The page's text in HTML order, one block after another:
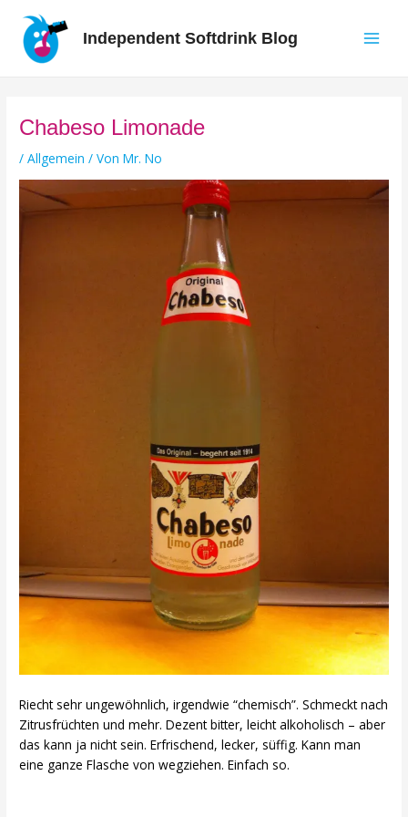
Inhalt
springen
Independent Softdrink Blog
Chabeso Limonade
/Allgemein / VonMr. No
Riecht sehr ungewöhnlich, irgendwie “chemisch”. Schmeckt nach
Zitrusfrüchten und mehr. Dezent bitter, leicht alkoholisch – aber
das kann ja nicht sein. Erfrischend, lecker, süffig. Kann man
eine ganze Flasche von wegziehen. Einfach so.